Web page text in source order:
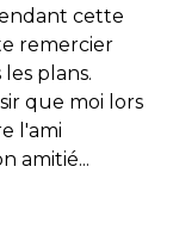
cette
remercier
plans.
que moi lors
l'ami
amitié...